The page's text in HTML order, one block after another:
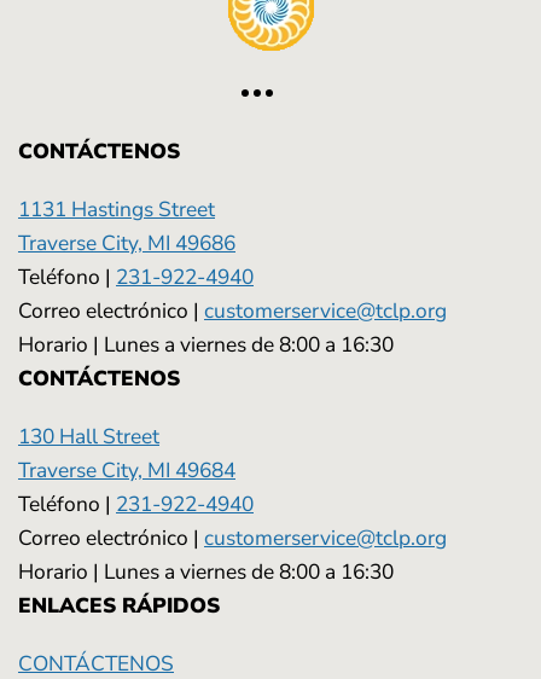
CONTÁCTENOS
1131 Hastings Street
Traverse City, MI 49686
Teléfono | 231-922-4940
Correo electrónico | customerservice@tclp.org
Horario | Lunes a viernes de 8:00 a 16:30
CONTÁCTENOS
130 Hall Street
Traverse City, MI 49684
Teléfono | 231-922-4940
Correo electrónico | customerservice@tclp.org
Horario | Lunes a viernes de 8:00 a 16:30
ENLACES RÁPIDOS
CONTÁCTENOS